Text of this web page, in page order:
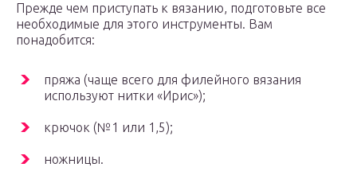
Прежде чем приступать к вязанию, подготовьте все
необходимые для этого инструменты. Вам
понадобится:
пряжа (чаще всего для филейного вязания
используют нитки «Ирис»);
крючок (№1 или 1,5);
ножницы.